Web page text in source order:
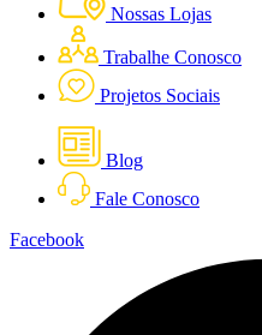
Nossas Lojas
Trabalhe Conosco
Projetos Sociais
Blog
Fale Conosco
Facebook